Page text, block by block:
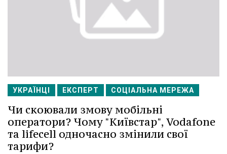
УКРАЇНЦІ ЕКСПЕРТ СОЦІАЛЬНА МЕРЕЖА
Чи скоювали змову мобільні
оператори? Чому "Київстар", Vodafone
та lifecell одночасно змінили свої
тарифи?